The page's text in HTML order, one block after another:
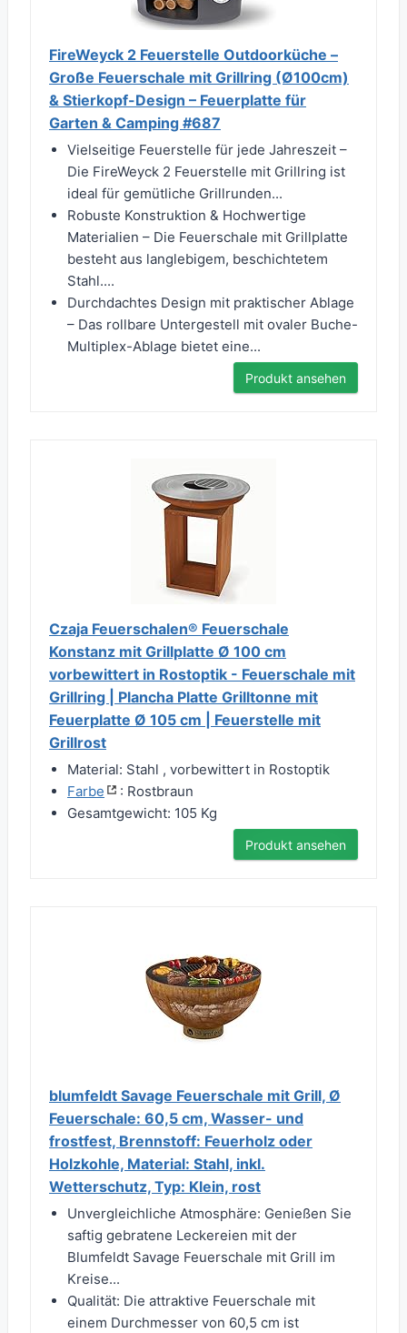
FireWeyck 2 Feuerstelle Outdoorküche –
Große Feuerschale mit Grillring (Ø100cm)
& Stierkopf-Design – Feuerplatte für
Garten & Camping #687
Vielseitige Feuerstelle für jede Jahreszeit –
Die FireWeyck 2 Feuerstelle mit Grillring ist
ideal für gemütliche Grillrunden...
Robuste Konstruktion & Hochwertige
Materialien – Die Feuerschale mit Grillplatte
besteht aus langlebigem, beschichtetem
Stahl....
Durchdachtes Design mit praktischer Ablage
– Das rollbare Untergestell mit ovaler Buche-
Multiplex-Ablage bietet eine...
Produkt ansehen
Czaja Feuerschalen® Feuerschale
Konstanz mit Grillplatte Ø 100 cm
vorbewittert in Rostoptik - Feuerschale mit
Grillring | Plancha Platte Grilltonne mit
Feuerplatte Ø 105 cm | Feuerstelle mit
Grillrost
Material: Stahl , vorbewittert in Rostoptik
Farbe
: Rostbraun
Gesamtgewicht: 105 Kg
Produkt ansehen
blumfeldt Savage Feuerschale mit Grill, Ø
Feuerschale: 60,5 cm, Wasser- und
frostfest, Brennstoff: Feuerholz oder
Holzkohle, Material: Stahl, inkl.
Wetterschutz, Typ: Klein, rost
Unvergleichliche Atmosphäre: Genießen Sie
saftig gebratene Leckereien mit der
Blumfeldt Savage Feuerschale mit Grill im
Kreise...
Qualität: Die attraktive Feuerschale mit
einem Durchmesser von 60,5 cm ist